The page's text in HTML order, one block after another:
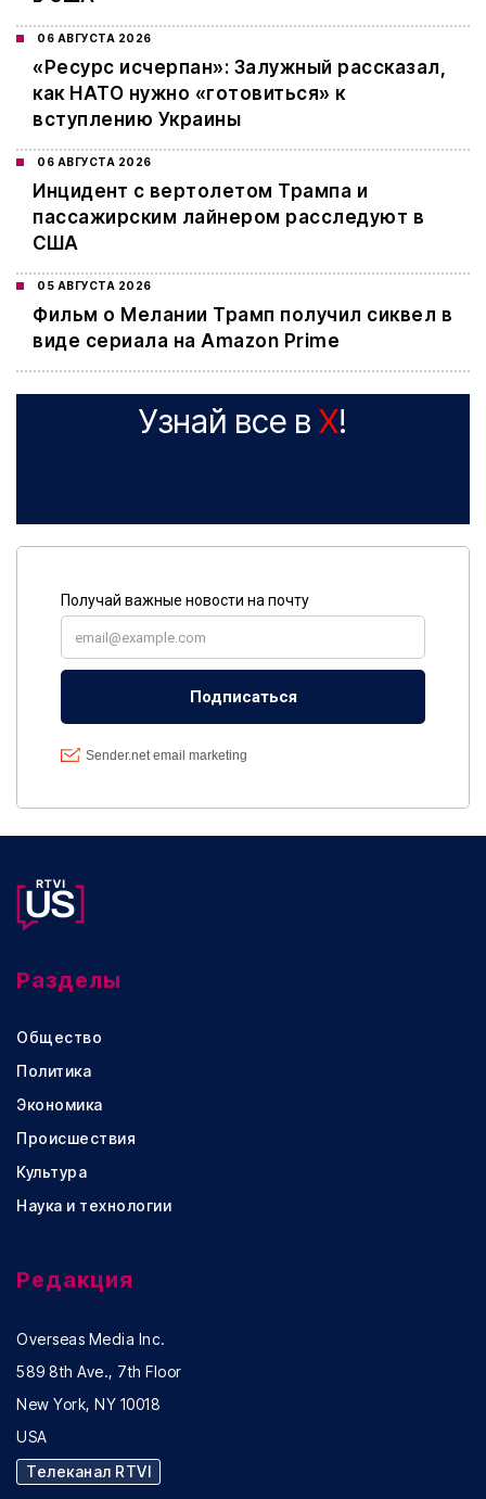
06 АВГУСТА 2026
«Ресурс исчерпан»: Залужный рассказал,
как НАТО нужно «готовиться» к
вступлению Украины
06 АВГУСТА 2026
Инцидент с вертолетом Трампа и
пассажирским лайнером расследуют в
США
05 АВГУСТА 2026
Фильм о Мелании Трамп получил сиквел в
виде сериала на Amazon Prime
Узнай все в X!
Разделы
Общество
Политика
Экономика
Происшествия
Культура
Наука и технологии
Редакция
Overseas Media Inc.
589 8th Ave., 7th Floor
New York, NY 10018
USA
Телеканал RTVI